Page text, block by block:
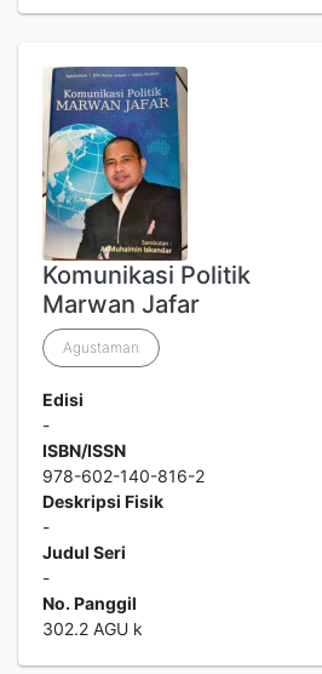
Komunikasi Politik
Marwan Jafar
Agustaman
Edisi
-
ISBN/ISSN
978-602-140-816-2
Deskripsi Fisik
-
Judul Seri
-
No. Panggil
302.2 AGU k